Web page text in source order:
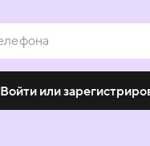
Войти или